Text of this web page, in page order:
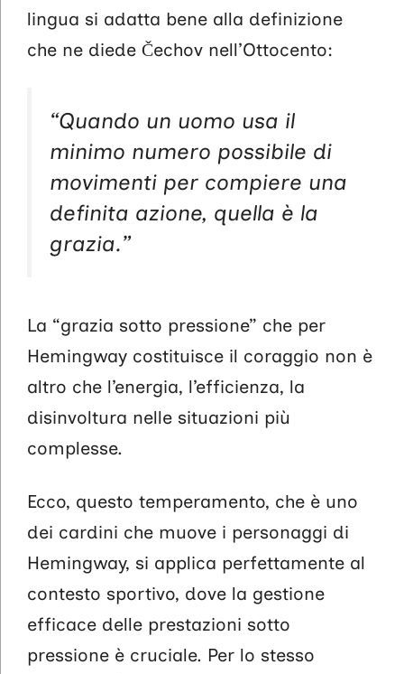
lingua si adatta bene alla definizione
che ne diede Čechov nell’Ottocento:
“Quando un uomo usa il
minimo numero possibile di
movimenti per compiere una
definita azione, quella è la
grazia.”
La “grazia sotto pressione” che per
Hemingway costituisce il coraggio non è
altro che l’energia, l’efficienza, la
disinvoltura nelle situazioni più
complesse.
Ecco, questo temperamento, che è uno
dei cardini che muove i personaggi di
Hemingway, si applica perfettamente al
contesto sportivo, dove la gestione
efficace delle prestazioni sotto
pressione è cruciale. Per lo stesso